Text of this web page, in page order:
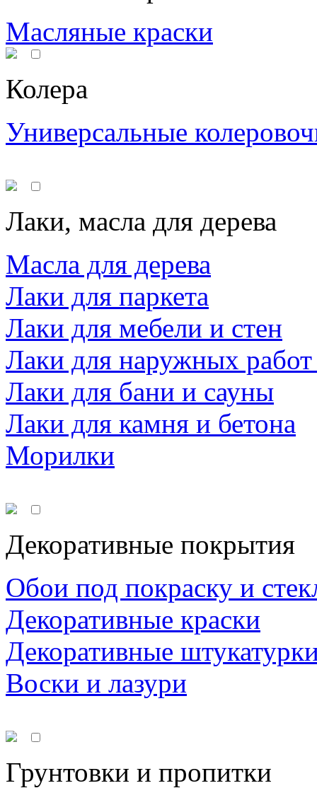
Масляные краски
Колера
Универсальные
Лаки, масла для дерева
Масла для дерева
Лаки для паркета
Лаки для мебели и стен
Лаки для наружных
Лаки для бани и сауны
Лаки для камня и бетона
Морилки
Декоративные покрытия
Обои под покраску и
Декоративные краски
Декоративные
Воски и лазури
Грунтовки и пропитки